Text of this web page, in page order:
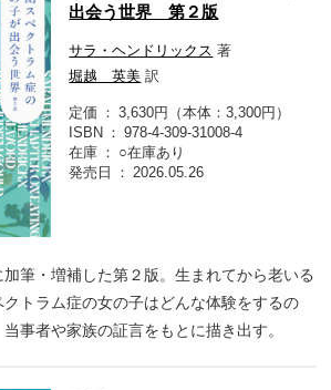
出会う世界 第２版
サラ・ヘンドリックス 著
堀越 英美 訳
定価
3,630円（本体：3,300円）
ISBN
978-4-309-31008-4
在庫
○在庫あり
発売日
2026.05.26
筆・増補した第２版。生まれてから老いる
クトラム症の女の子はどんな体験をするの
事者や家族の証言をもとに描き出す。